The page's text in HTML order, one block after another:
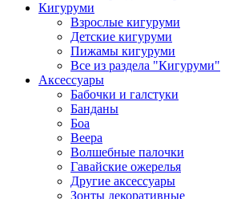
Кигуруми
Взрослые кигуруми
Детские кигуруми
Пижамы кигуруми
Все из раздела "Кигуруми"
Аксессуары
Бабочки и галстуки
Банданы
Боа
Веера
Волшебные палочки
Гавайские ожерелья
Другие аксессуары
Зонты декоративные